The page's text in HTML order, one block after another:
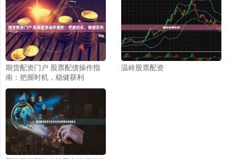
期货配资门户 股票配债操作指
南：把握时机，稳健获利
温岭股票配资